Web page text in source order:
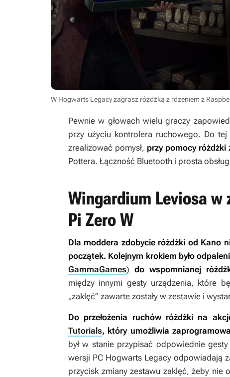
W Hogwarts Legacy zagrasz różdżką z rdzeniem z
Pewnie w głowach wielu graczy
przy użyciu kontrolera ruchowego. Do tej
zrealizować pomysł, przy pomocy
Pottera. Łączność Bluetooth i prosta
Wingardium Leviosa w
Pi Zero W
Dla moddera zdobycie różdżki od Kano
początek. Kolejnym krokiem było
GammaGames) do wspomnianej
między innymi gesty urządzenia, które
„zaklęć” zawarte zostały w zestawie i
Do przełożenia ruchów różdżki na
Tutorials, który umożliwia
był w stanie przypisać odpowiednie
wersji PC Hogwarts Legacyodpowiadają
przycisk zmiany zestawu zaklęć, żeby nie